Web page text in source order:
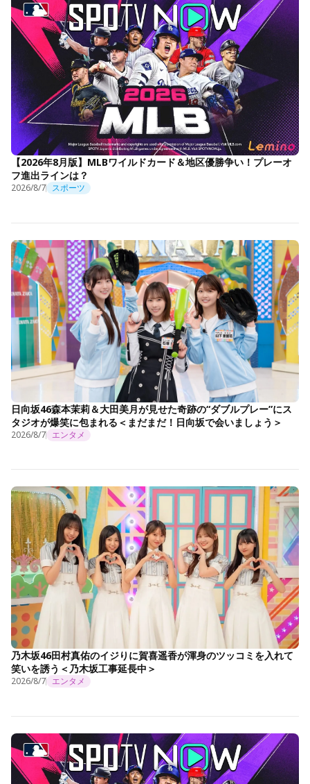
【2026年8月版】MLBワイルドカード＆地区優勝争い！プレーオ
フ進出ラインは？
2026/8/7 スポーツ
日向坂46森本茉莉＆大田美月が見せた奇跡の“ダブルプレー”にス
タジオが爆笑に包まれる＜まだまだ！日向坂で会いましょう＞
2026/8/7 エンタメ
乃木坂46田村真佑のイジりに賀喜遥香が渾身のツッコミを入れて
笑いを誘う＜乃木坂工事延長中＞
2026/8/7 エンタメ